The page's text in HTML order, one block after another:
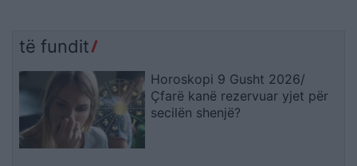
të fundit
Horoskopi 9 Gusht 2026/
Çfarë kanë rezervuar yjet për
secilën shenjë?